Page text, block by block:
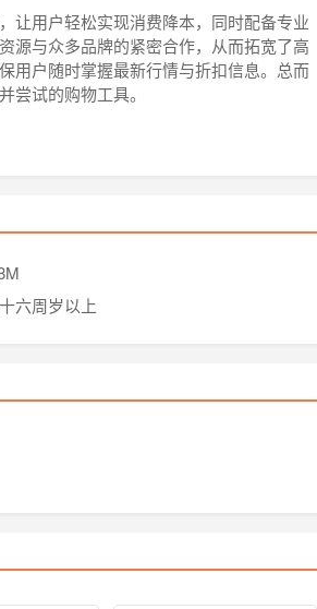
让用户轻松实现消费降本，同时配备专业
源与众多品牌的紧密合作，从而拓宽了高
用户随时掌握最新行情与折扣信息。总而
试的购物工具。
六周岁以上